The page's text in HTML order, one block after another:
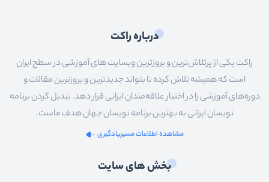
درباره راکت
راکت یکی از پرتلاش‌ترین و بروزترین وبسایت های آموزشی در سطح ایران
است که همیشه تلاش کرده تا بتواند جدیدترین و بروزترین مقالات و
دوره‌های آموزشی را در اختیار علاقه‌مندان ایرانی قرار دهد. تبدیل کردن برنامه
نویسان ایرانی به بهترین برنامه نویسان جهان هدف ماست.
مشاهده اطلاعات مسیریادگیری
بخش های سایت